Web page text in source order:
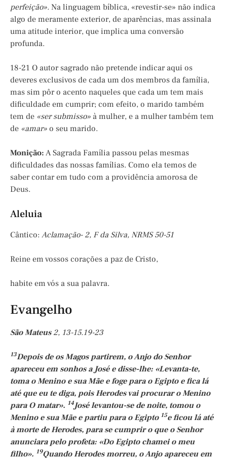
perfeição». Na linguagem bíblica, «revestir-se» não indica
algo de meramente exterior, de aparências, mas assinala
uma atitude interior, que implica uma conversão
profunda.
18-21 O autor sagrado não pretende indicar aqui os
deveres exclusivos de cada um dos membros da família,
mas sim pôr o acento naqueles que cada um tem mais
dificuldade em cumprir; com efeito, o marido também
tem de «ser submisso» à mulher, e a mulher também tem
de «amar» o seu marido.
Monição: A Sagrada Família passou pelas mesmas
dificuldades das nossas famílias. Como ela temos de
saber contar em tudo com a providência amorosa de
Deus.
Aleluia
Cântico: Aclamação- 2, F da Silva, NRMS 50-51
Reine em vossos corações a paz de Cristo,
habite em vós a sua palavra.
Evangelho
São Mateus2, 13-15.19-23
13Depois de os Magos partirem, o Anjo do Senhor
apareceu em sonhos a José e disse-lhe: «Levanta-te,
toma o Menino e sua Mãe e foge para o Egipto e fica lá
até que eu te diga, pois Herodes vai procurar o Menino
para O matar». 14José levantou-se de noite, tomou o
Menino e sua Mãe e partiu para o Egipto 15e ficou lá até
à morte de Herodes, para se cumprir o que o Senhor
anunciara pelo profeta: «Do Egipto chamei o meu
filho». 19Quando Herodes morreu, o Anjo apareceu em